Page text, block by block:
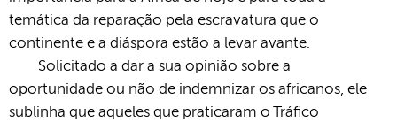
temática da reparação pela escravatura que o
continente e a diáspora estão a levar avante.
Solicitado a dar a sua opinião sobre a
oportunidade ou não de indemnizar os africanos, ele
sublinha que aqueles que praticaram o Tráfico